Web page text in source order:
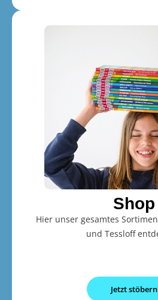
Shop
Hier unser gesamtes
und Tessloff
Jetzt stöbern